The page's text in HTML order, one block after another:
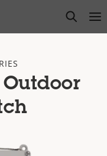
open
Outdoor